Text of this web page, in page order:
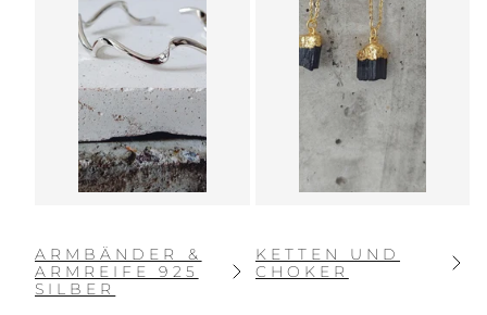
ARMBÄNDER &
ARMREIFE 925
SILBER
KETTEN UND
CHOKER